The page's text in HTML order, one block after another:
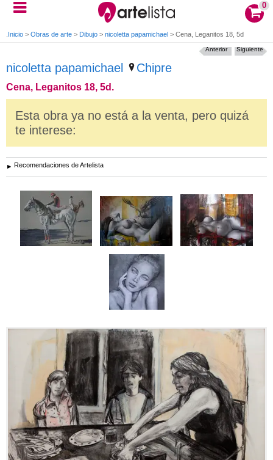
0
Inicio > Obras de arte > Dibujo > nicoletta papamichael > Cena, Leganitos 18, 5d.
nicoletta papamichael Chipre
Cena, Leganitos 18, 5d.
Siguiente
Anterior
Esta obra ya no está a la venta, pero quizá
te interese:
Recomendaciones de Artelista